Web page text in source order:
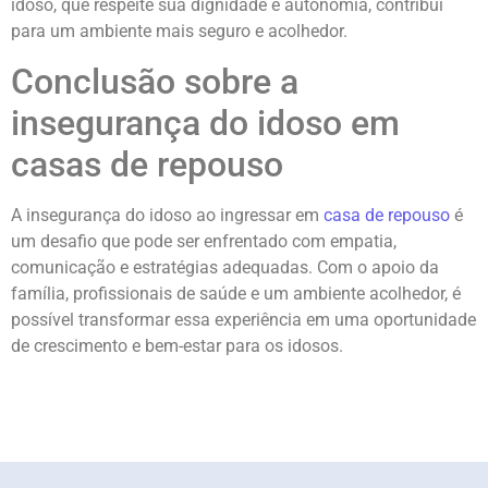
idoso, que respeite sua dignidade e autonomia, contribui
para um ambiente mais seguro e acolhedor.
Conclusão sobre a
insegurança do idoso em
casas de repouso
A insegurança do idoso ao ingressar em casa de repouso é
um desafio que pode ser enfrentado com empatia,
comunicação e estratégias adequadas. Com o apoio da
família, profissionais de saúde e um ambiente acolhedor, é
possível transformar essa experiência em uma oportunidade
de crescimento e bem-estar para os idosos.